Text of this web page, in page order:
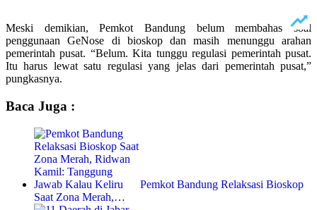
Meski demikian, Pemkot Bandung belum membahas soal
penggunaan GeNose di bioskop dan masih menunggu arahan
pemerintah pusat. “Belum. Kita tunggu regulasi pemerintah pusat.
Itu harus lewat satu regulasi yang jelas dari pemerintah pusat,”
pungkasnya.
Baca Juga :
Pemkot Bandung Relaksasi Bioskop
Saat Zona Merah,…